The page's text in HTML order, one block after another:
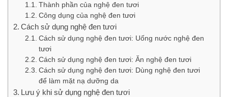
Thành phần của nghệ đen tươi
Công dụng của nghệ đen tươi
Cách sử dụng nghệ đen tươi
Cách sử dụng nghệ đen tươi: Uống nước nghệ đen
tươi
Cách sử dụng nghệ đen tươi: Ăn nghệ đen tươi
Cách sử dụng nghệ đen tươi: Dùng nghệ đen tươi
để làm mặt nạ dưỡng da
Lưu ý khi sử dụng nghệ đen tươi